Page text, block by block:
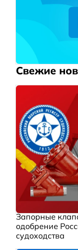
Свежие
Запорные
одобрение
судоходства